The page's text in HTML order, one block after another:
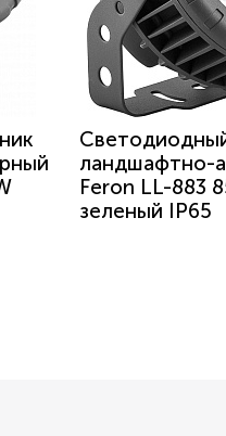
ландшафтно-
Feron LL-883
зеленый IP65